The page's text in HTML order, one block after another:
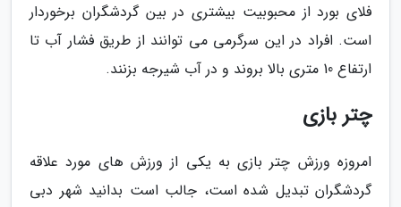
فلای بورد از محبوبیت بیشتری در بین گردشگران برخوردار
است. افراد در این سرگرمی می توانند از طریق فشار آب تا
ارتفاع 10 متری بالا بروند و در آب شیرجه بزنند.
چتر بازی
امروزه ورزش چتر بازی به یکی از ورزش های مورد علاقه
گردشگران تبدیل شده است، جالب است بدانید شهر دبی